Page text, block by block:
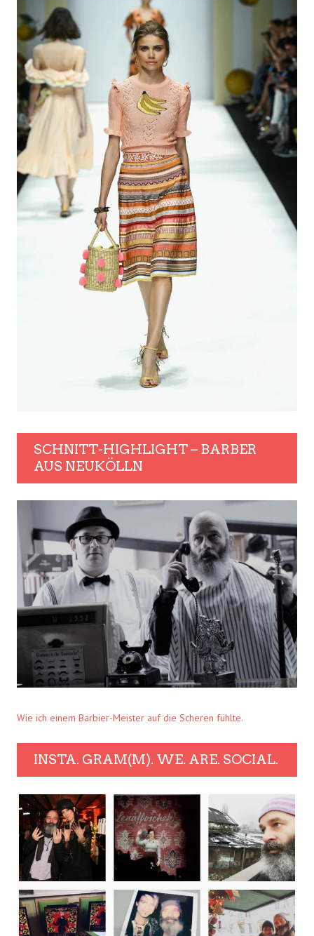
SCHNITT-HIGHLIGHT – BARBER
AUS NEUKÖLLN
Wie ich einem Barbier-Meister auf die Scheren fühlte.
INSTA. GRAM(M). WE. ARE. SOCIAL.